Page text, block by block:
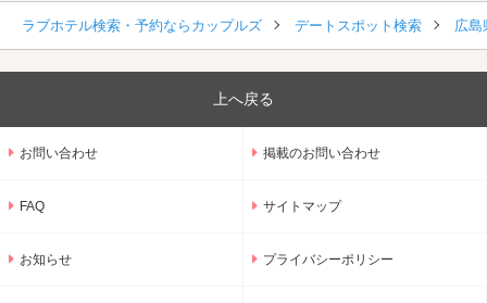
ラブホテル検索・予約ならカップルズ デートスポット検索 広島
上へ戻る
お問い合わせ 掲載のお問い合わせ
FAQ サイトマップ
お知らせ プライバシーポリシー